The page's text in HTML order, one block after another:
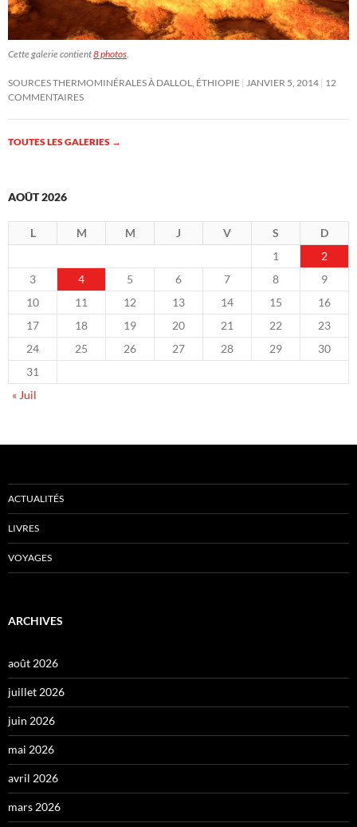
Cette galerie contient8 photos.
SOURCES THERMOMINÉRALES À DALLOL, ÉTHIOPIE JANVIER 5, 2014 12
COMMENTAIRES
TOUTES LES GALERIES →
AOÛT 2026
L M M J V S
D
1
2
3
4 5 6 7 8
9
10
11 12 13 14 15
16
17
18 19 20 21 22
23
24
25 26 27 28 29
30
31
« Juil
ACTUALITÉS
LIVRES
VOYAGES
ARCHIVES
août 2026
juillet 2026
juin 2026
mai 2026
avril 2026
mars 2026